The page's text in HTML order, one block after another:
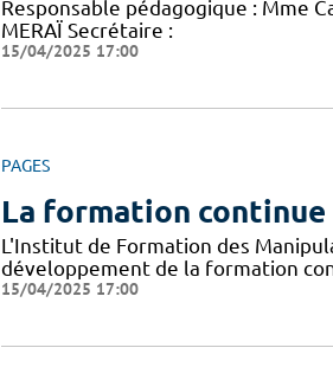
Responsable pédagogique : Mme
MERAÏ Secrétaire :
15/04/2025 17:00
PAGES
La formation continue
L'Institut de Formation des
développement de la formation
15/04/2025 17:00